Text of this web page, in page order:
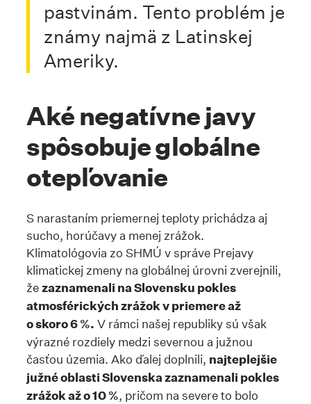
pastvinám. Tento problém je
známy najmä z Latinskej
Ameriky.
Aké negatívne javy
spôsobuje globálne
otepľovanie
S narastaním priemernej teploty prichádza aj
sucho, horúčavy a menej zrážok.
Klimatológovia zo SHMÚ v správe Prejavy
klimatickej zmeny na globálnej úrovni zverejnili,
žezaznamenali na Slovensku pokles
atmosférických zrážok v priemere až
o skoro 6 %. V rámci našej republiky sú však
výrazné rozdiely medzi severnou a južnou
časťou územia. Ako ďalej doplnili, najteplejšie
južné oblasti Slovenska zaznamenali pokles
zrážok až o 10 %, pričom na severe to bolo